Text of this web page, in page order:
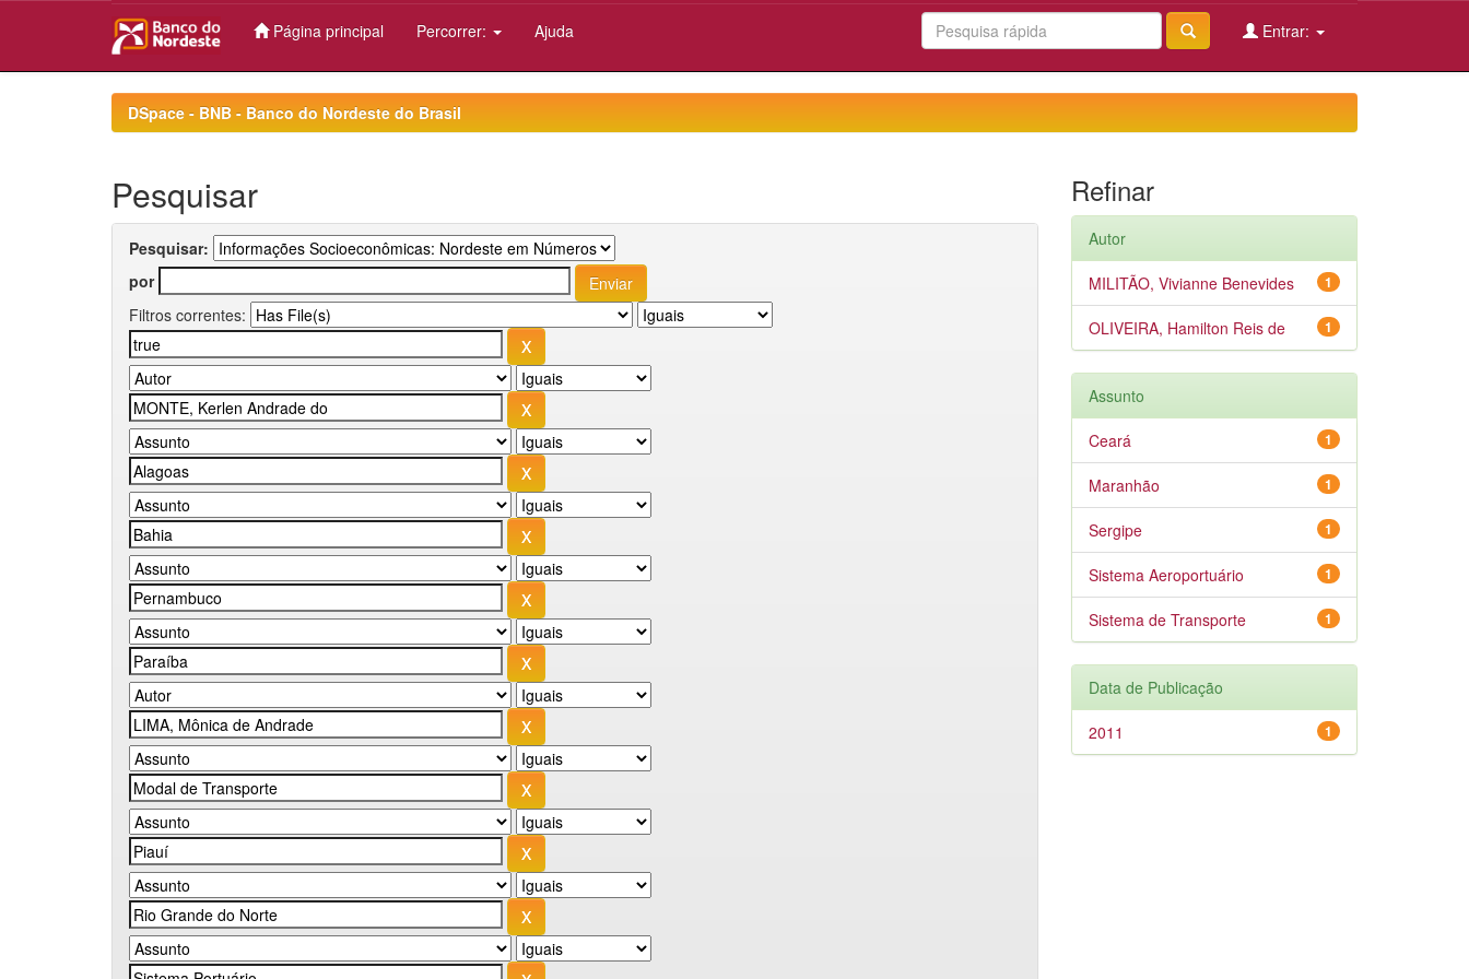
Página principal Percorrer: Ajuda Entrar:
DSpace - BNB - Banco do Nordeste do Brasil
Pesquisar
Pesquisar:
por
Filtros correntes:
Refinar
Autor
1
MILITÃO, Vivianne Benevides
1
OLIVEIRA, Hamilton Reis de
Assunto
1
Ceará
1
Maranhão
1
Sergipe
1
Sistema Aeroportuário
1
Sistema de Transporte
Data de Publicação
1
2011